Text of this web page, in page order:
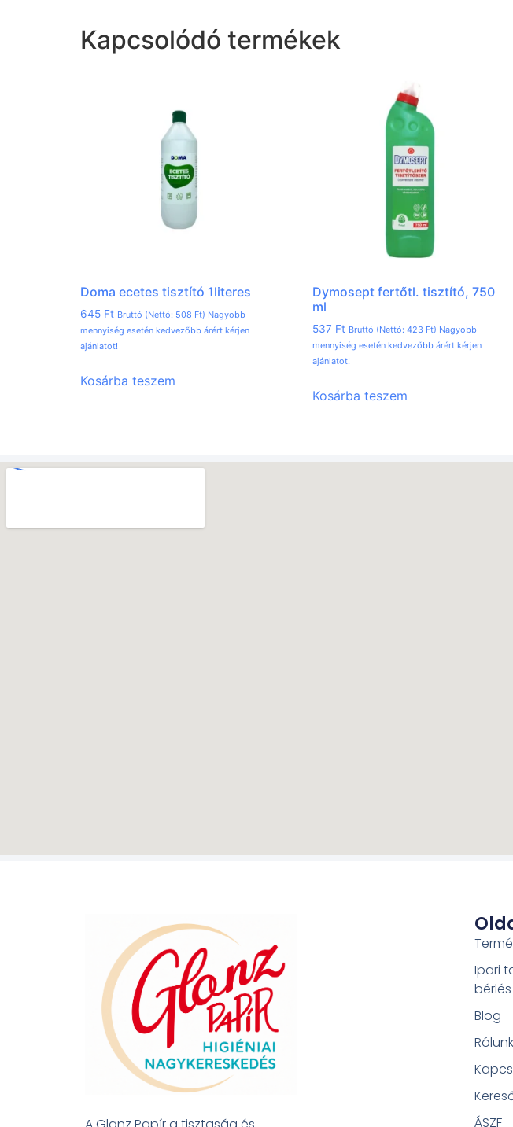
Kapcsolódó termékek
Doma ecetes tisztító 1literes
645 Ft Bruttó (Nettó: 508 Ft) Nagyobb
mennyiség esetén kedvezőbb árért kérjen
ajánlatot!
Kosárba teszem
Dymosept fertőtl. tisztító, 750
ml
537 Ft Bruttó (Nettó: 423 Ft) Nagyobb
mennyiség esetén kedvezőbb árért kérjen
ajánlatot!
Kosárba teszem
Ipari
bérlés
Blog
Rólunk
ÁSZF